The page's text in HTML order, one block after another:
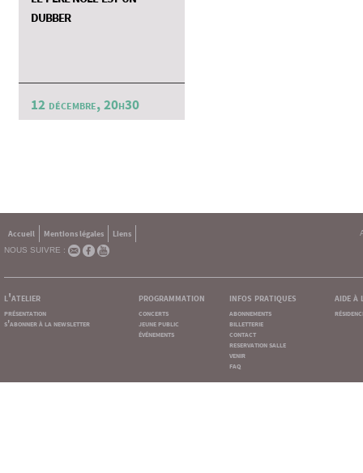
dubber
12 décembre, 20h30
Accueil Mentions légales
Liens
NOUS SUIVRE :
l'atelier
présentation
s'abonner à la newsletter
programmation
concerts
jeune public
événements
infos pratiques
abonnements
billetterie
contact
reservation salle
venir
faq
aide